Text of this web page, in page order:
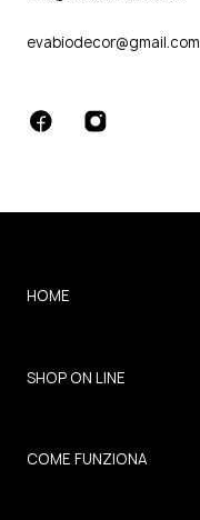
evabiodecor@gmail.com
HOME
SHOP ON LINE
COME FUNZIONA